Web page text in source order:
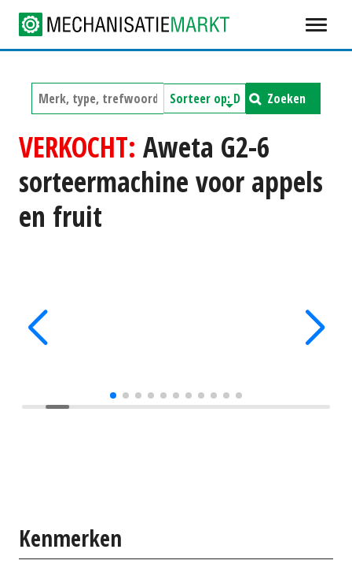
Zoeken
VERKOCHT: Aweta G2-6
sorteermachine voor appels
en fruit
Kenmerken